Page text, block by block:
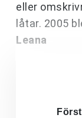
eller
låtar. 2005
Leana